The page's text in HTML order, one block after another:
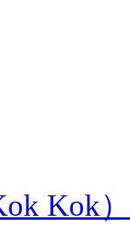
Kok）